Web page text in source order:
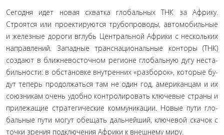
Сегодня идет новая схватка глобальных ТНК за Африку.
Строятся или проектируются трубопроводы, автомобильные
и железные дороги вглубь Центральной Африки с нескольких
направлений. Западные транснациональные конторы (ТНК)
создают в ближневосточном регионе глобальную дугу неста­
бильности: в обстановке внутренних «разборок», которые бу­
дут теперь продолжаться там не один год, американцам и их
союзникам очень удобно контролировать ключевые страны и
прилежащие стратегические коммуникации. Новые пути гло­
бальные пути могут обещать дальнейший, ключевой скачок с
точки зрения подключения Африки к внешнему миру.